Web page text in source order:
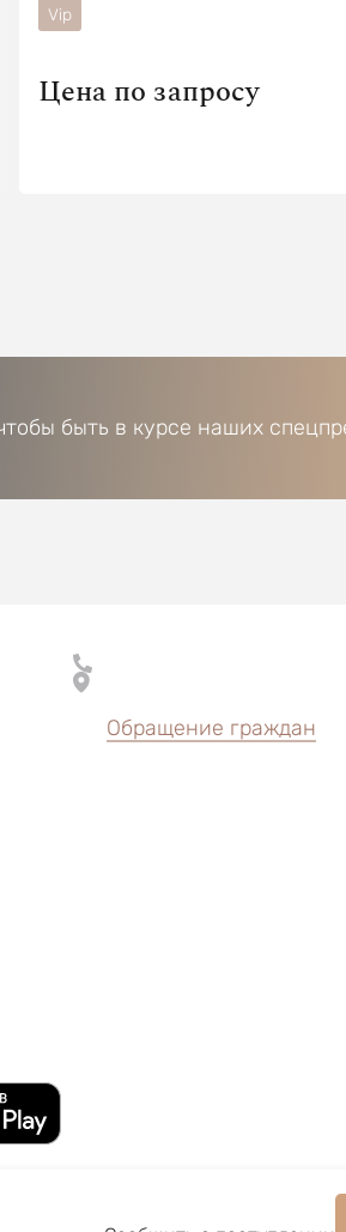
Vip
Цена по запросу
быть в курсе наших
Обращение граждан